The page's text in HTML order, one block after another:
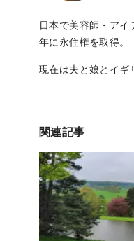
日本で美容師・ア
年に永住権を取得。
現在は夫と娘とイギ
関連記事